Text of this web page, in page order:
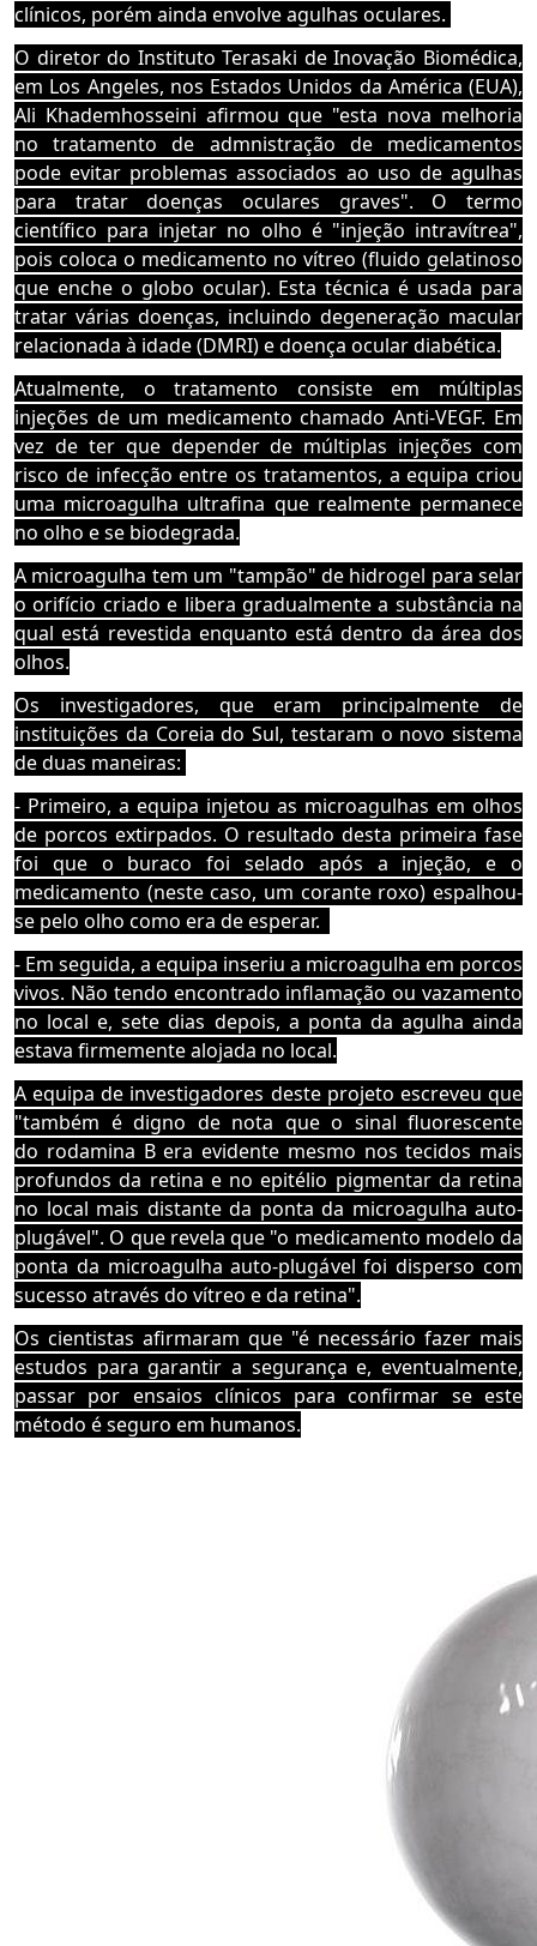
clínicos, porém ainda envolve agulhas oculares.
O diretor do Instituto Terasaki de Inovação Biomédica,
em Los Angeles, nos Estados Unidos da América (EUA),
Ali Khademhosseini afirmou que "esta nova melhoria
no tratamento de admnistração de medicamentos
pode evitar problemas associados ao uso de agulhas
para tratar doenças oculares graves". O termo
científico para injetar no olho é "injeção intravítrea",
pois coloca o medicamento no vítreo (fluido gelatinoso
que enche o globo ocular). Esta técnica é usada para
tratar várias doenças, incluindo degeneração macular
relacionada à idade (DMRI) e doença ocular diabética.
Atualmente, o tratamento consiste em múltiplas
injeções de um medicamento chamado Anti-VEGF. Em
vez de ter que depender de múltiplas injeções com
risco de infecção entre os tratamentos, a equipa criou
uma microagulha ultrafina que realmente permanece
no olho e se biodegrada.
A microagulha tem um "tampão" de hidrogel para selar
o orifício criado e libera gradualmente a substância na
qual está revestida enquanto está dentro da área dos
olhos.
Os investigadores, que eram principalmente de
instituições da Coreia do Sul, testaram o novo sistema
de duas maneiras:
- Primeiro, a equipa injetou as microagulhas em olhos
de porcos extirpados. O resultado desta primeira fase
foi que o buraco foi selado após a injeção, e o
medicamento (neste caso, um corante roxo) espalhou-
se pelo olho como era de esperar.
- Em seguida, a equipa inseriu a microagulha em porcos
vivos. Não tendo encontrado inflamação ou vazamento
no local e, sete dias depois, a ponta da agulha ainda
estava firmemente alojada no local.
A equipa de investigadores deste projeto escreveu que
"também é digno de nota que o sinal fluorescente
do rodamina B era evidente mesmo nos tecidos mais
profundos da retina e no epitélio pigmentar da retina
no local mais distante da ponta da microagulha auto-
plugável". O que revela que "o medicamento modelo da
ponta da microagulha auto-plugável foi disperso com
sucesso através do vítreo e da retina".
Os cientistas afirmaram que "é necessário fazer mais
estudos para garantir a segurança e, eventualmente,
passar por ensaios clínicos para confirmar se este
método é seguro em humanos.